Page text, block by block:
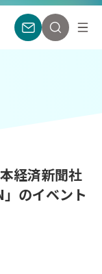
経済新聞社
のイベント